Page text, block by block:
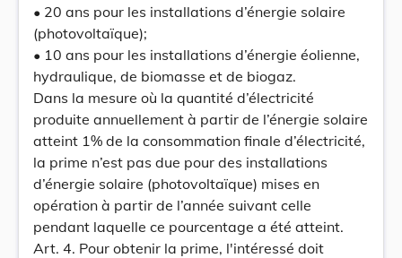
• 20 ans pour les installations d’énergie solaire
(photovoltaïque);
• 10 ans pour les installations d’énergie éolienne,
hydraulique, de biomasse et de biogaz.
Dans la mesure où la quantité d’électricité
produite annuellement à partir de l’énergie solaire
atteint 1% de la consommation finale d’électricité,
la prime n’est pas due pour des installations
d’énergie solaire (photovoltaïque) mises en
opération à partir de l’année suivant celle
pendant laquelle ce pourcentage a été atteint.
Art. 4. Pour obtenir la prime, l'intéressé doit